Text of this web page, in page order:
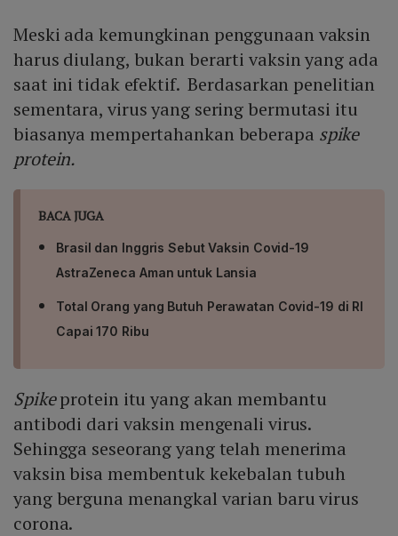
Meski ada kemungkinan penggunaan vaksin
harus diulang, bukan berarti vaksin yang ada
saat ini tidak efektif. Berdasarkan penelitian
sementara, virus yang sering bermutasi itu
biasanya mempertahankan beberapa spike
protein.
BACA JUGA
Brasil dan Inggris Sebut Vaksin Covid-19
AstraZeneca Aman untuk Lansia
Total Orang yang Butuh Perawatan Covid-19 di RI
Capai 170 Ribu
Spikeprotein itu yang akan membantu
antibodi dari vaksin mengenali virus.
Sehingga seseorang yang telah menerima
vaksin bisa membentuk kekebalan tubuh
yang berguna menangkal varian baru virus
corona.